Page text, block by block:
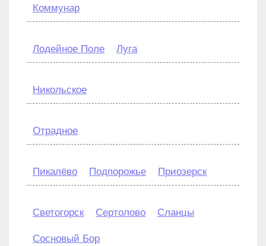
Коммунар
Лодейное Поле Луга
Никольское
Отрадное
Пикалёво Подпорожье Приозерск
Светогорск Сертолово Сланцы
Сосновый Бор